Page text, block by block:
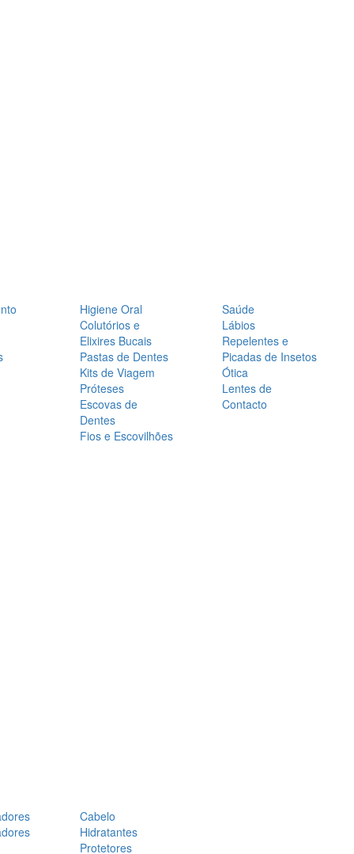
Higiene Oral
Colutórios e
Elixires Bucais
Pastas de Dentes
Kits de Viagem
Próteses
Escovas de
Dentes
Fios e Escovilhões
Saúde
Lábios
Repelentes e
Picadas de Insetos
Ótica
Lentes de
Contacto
Cabelo
Hidratantes
Protetores